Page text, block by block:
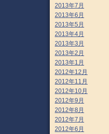
2013年7月
2013年6月
2013年5月
2013年4月
2013年3月
2013年2月
2013年1月
2012年12月
2012年11月
2012年10月
2012年9月
2012年8月
2012年7月
2012年6月